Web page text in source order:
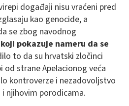
događaji nisu vraćeni pred
kao genocide, a
se zbog navodnog
pokazuje nameru da se
to da su hrvatski zločinci
od strane Apelacionog veća
kontroverze i nezadovoljstvo
njihovim porodicama.